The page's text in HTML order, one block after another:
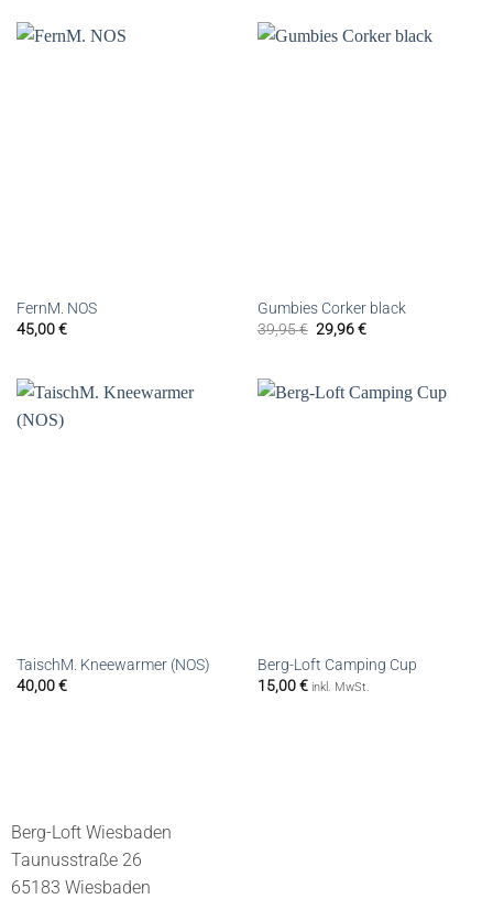
FernM. NOS
45,00€
Gumbies Corker black
39,95€ 29,96€
TaischM. Kneewarmer (NOS)
40,00€
Berg-Loft Camping Cup
15,00€ inkl. MwSt.
Berg-Loft Wiesbaden
Taunusstraße 26
65183 Wiesbaden